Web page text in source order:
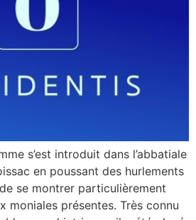
s’est introduit dans l’abbatiale
en poussant des hurlements
se montrer particulièrement
moniales présentes. Très connu